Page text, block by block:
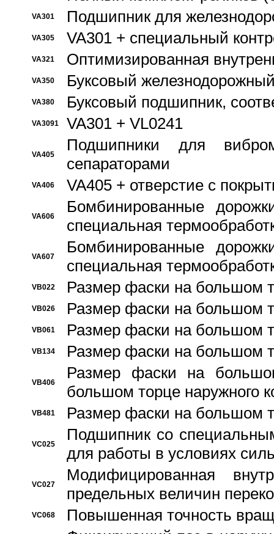
VA301 Подшипник для
VA305 VA301 + специальный
VA321 Оптимизированная
VA350 Буксовый
VA380 Буксовый подшипник,
VA3091 VA301 + VL0241
VA405
Подшипники для
сепараторами
VA406 VA405 + отверстие с
VA606
Бомбинированные
специальная
VA607
Бомбинированные
специальная
VB022 Размер фаски на большом
VB026 Размер фаски на большом
VB061 Размер фаски на большом
VB134 Размер фаски на большом
VB406
Размер фаски на
большом торце наружного
VB481 Размер фаски на большом
VC025
Подшипник со
для работы в условиях
VC027
Модифицированная
предельных величин
VC068 Повышенная точность